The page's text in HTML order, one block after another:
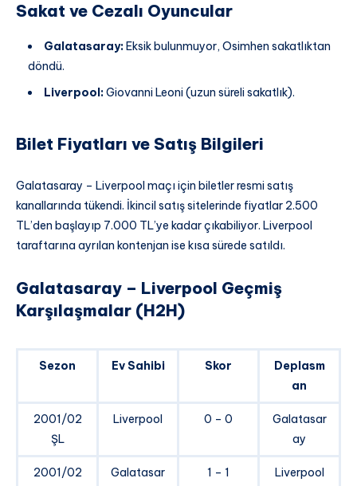
Sakat ve Cezalı Oyuncular
Galatasaray:Eksik bulunmuyor, Osimhen sakatlıktan
döndü.
Liverpool:Giovanni Leoni (uzun süreli sakatlık).
Bilet Fiyatları ve Satış Bilgileri
Galatasaray – Liverpool maçı için biletler resmi satış
kanallarında tükendi. İkincil satış sitelerinde fiyatlar 2.500
TL’den başlayıp 7.000 TL’ye kadar çıkabiliyor. Liverpool
taraftarına ayrılan kontenjan ise kısa sürede satıldı.
Galatasaray – Liverpool Geçmiş
Karşılaşmalar (H2H)
Sezon Ev Sahibi Skor
Deplasm
an
2001/02
ŞL
Liverpool 0 – 0
Galatasar
ay
2001/02
Galatasar
1 – 1 Liverpool